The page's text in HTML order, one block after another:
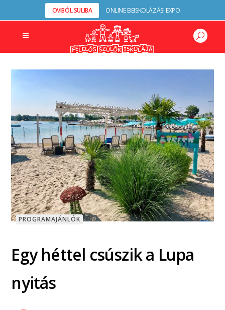
OVIBÓL SULIBA ONLINE BEISKOLÁZÁSI EXPO
PROGRAMAJÁNLÓK
Egy héttel csúszik a Lupa
nyitás